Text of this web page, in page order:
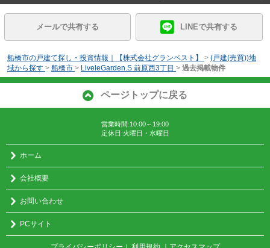
メールで共有する LINEで共有する
船橋市の戸建て探し・投資情報｜【株式会社グランベスト】 > (戸建(売買))地
域から探す > 船橋市 > LiveleGarden.S 前原西3丁目 > 過去掲載物件
ページトップに戻る
営業時間:10:00～19:00
定休日:火曜日・水曜日
ホーム
会社概要
お問い合わせ
PCサイト